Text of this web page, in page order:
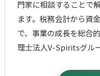
門家に相談することで
ます。税務会計から資
で、事業の成長を総合
理士法人V-Spiritsグル